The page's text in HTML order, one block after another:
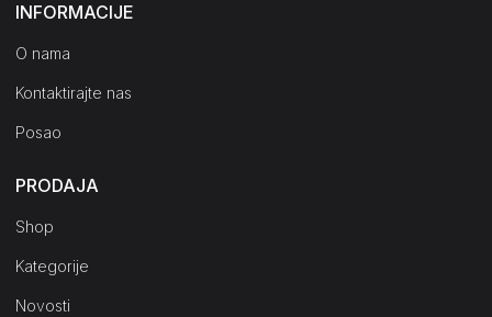
INFORMACIJE
O nama
Kontaktirajte nas
Posao
PRODAJA
Shop
Kategorije
Novosti